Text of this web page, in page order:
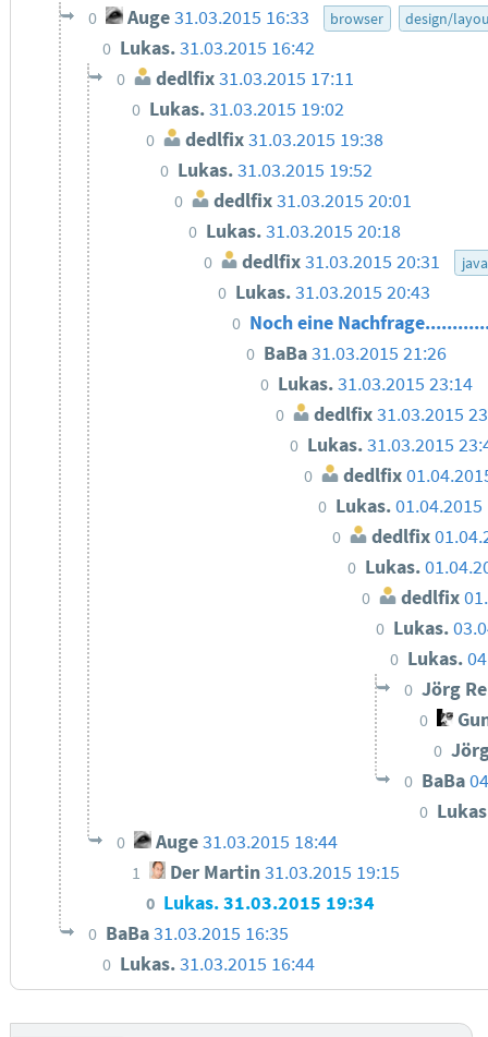
0 Auge31.03.2015 16:33 browser design/
0 Lukas.31.03.2015 16:42
0 dedlfix31.03.2015 17:11
0 Lukas.31.03.2015 19:02
0 dedlfix 31.03.2015 19:38
0 Lukas.31.03.2015 19:52
0 dedlfix31.03.2015 20:01
0 Lukas.31.03.2015 20:18
0 dedlfix31.03.2015 20:31
0 Lukas.31.03.2015 20:43
0 Noch eine
0 BaBa31.03.2015 21:26
0 Lukas.31.03.2015 23:14
0 dedlfix31.03.2015
0 Lukas.31.03.2015
0 dedlfix
0 Lukas.01.04.2015
0 dedlfix
0 Lukas.
0 dedlfix
0 Lukas.
0 Lukas.
0 Jörg
0
0
0 BaBa
0
0 Auge31.03.2015 18:44
1 Der Martin31.03.2015 19:15
0 Lukas.31.03.2015 19:34
0 BaBa31.03.2015 16:35
0 Lukas.31.03.2015 16:44